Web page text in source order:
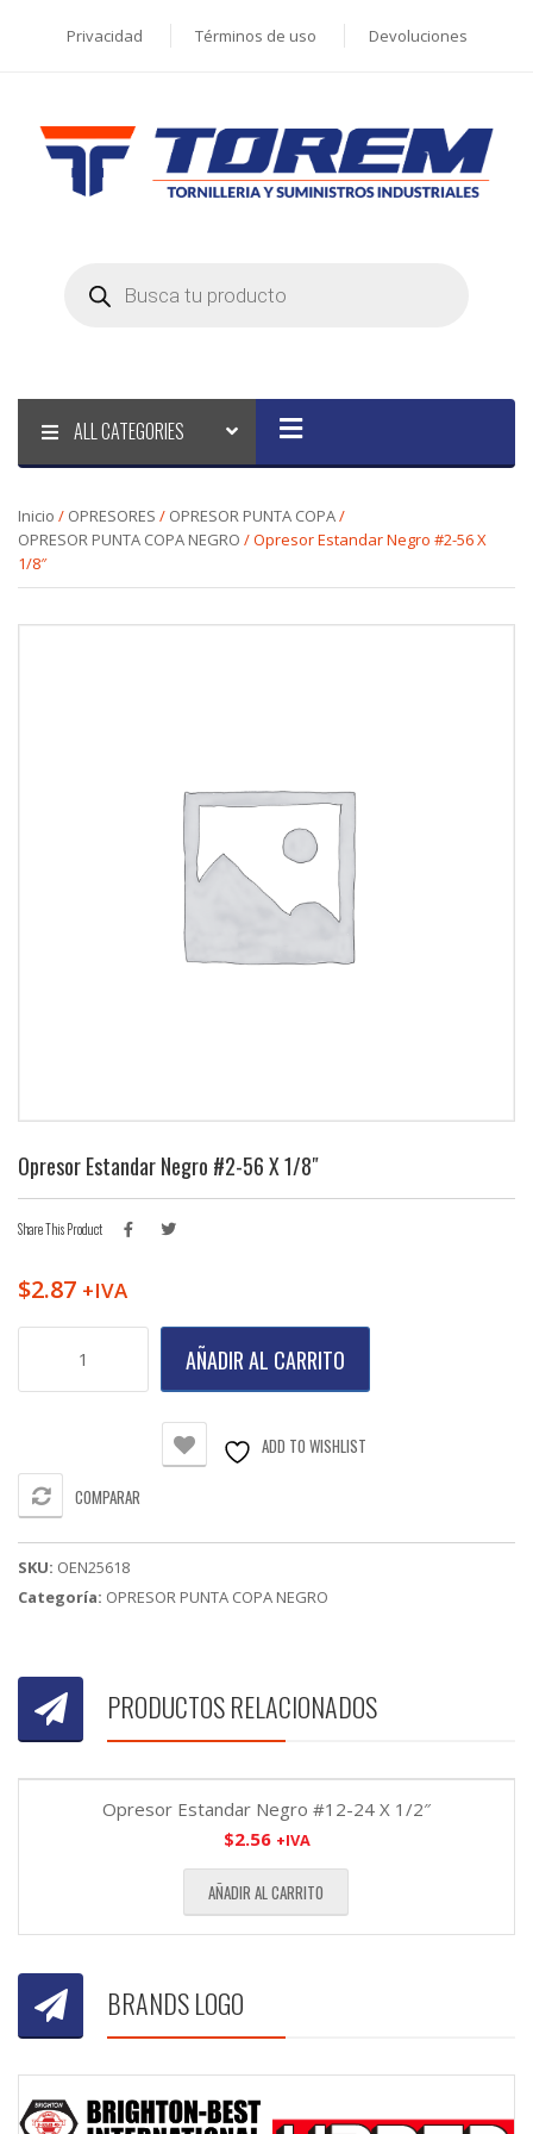
Privacidad Términos de uso Devoluciones
search
ALL CATEGORIES
Inicio / OPRESORES / OPRESOR PUNTA COPA/
OPRESOR PUNTA COPA NEGRO / Opresor Estandar Negro #2-56 X
1/8″
Opresor Estandar Negro #2-56 X 1/8″
Share This Product
$2.87 +IVA
Estandar
1/8"
cantidad
AÑADIR AL CARRITO
ADD TO WISHLIST
COMPARAR
SKU: OEN25618
Categoría: OPRESOR PUNTA COPA NEGRO
PRODUCTOS RELACIONADOS
Opresor Estandar Negro #12-24 X 1/2″
$2.56 +IVA
AÑADIR AL CARRITO
BRANDS LOGO